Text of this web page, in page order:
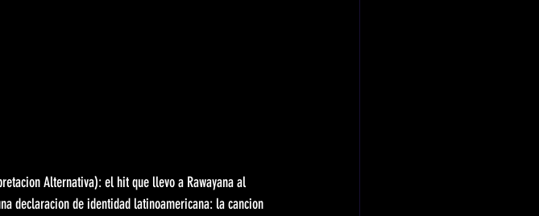
Alternativa): el hit que llevo a Rawayana al
declaracion de identidad latinoamericana: la cancion